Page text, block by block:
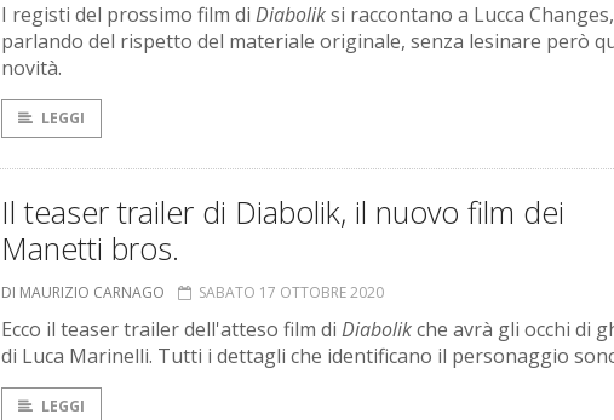
I registi del prossimo film di Diaboliksi raccontano a Lucca Changes,
parlando del rispetto del materiale originale, senza lesinare però
novità.
LEGGI
Il teaser trailer di Diabolik, il nuovo film dei
Manetti bros.
DI MAURIZIO CARNAGO SABATO 17 OTTOBRE 2020
Ecco il teaser trailer dell'atteso film di Diabolikche avrà gli occhi di
di Luca Marinelli. Tutti i dettagli che identificano il personaggio
LEGGI